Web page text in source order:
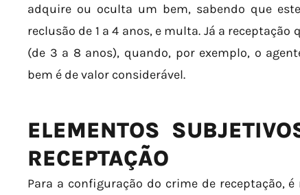
adquire ou oculta um bem, sabendo que
reclusão de 1 a 4 anos, e multa. Já a
(de 3 a 8 anos), quando, por exemplo, o
bem é de valor considerável.
ELEMENTOS
RECEPTAÇÃO
Para a configuração do crime de receptação,